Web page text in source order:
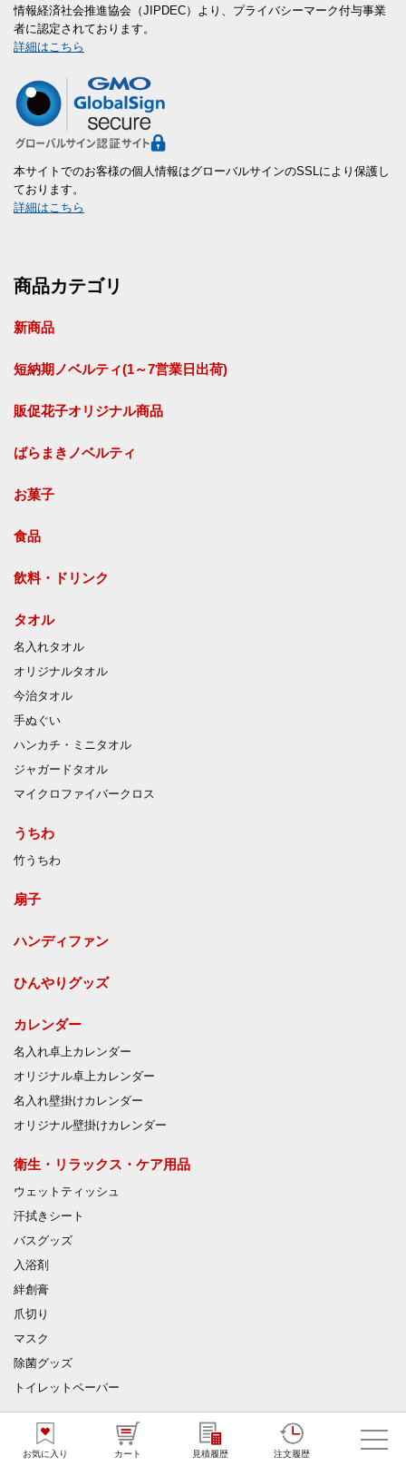
お気に入り カート 見積履歴 注文履歴
情報経済社会推進協会（JIPDEC）より、プライバシーマーク付与事業
者に認定されております。
詳細はこちら
本サイトでのお客様の個人情報はグローバルサインのSSLにより保護し
ております。
詳細はこちら
商品カテゴリ
新商品
短納期ノベルティ(1～7営業日出荷)
販促花子オリジナル商品
ばらまきノベルティ
お菓子
食品
飲料・ドリンク
タオル
名入れタオル
オリジナルタオル
今治タオル
手ぬぐい
ハンカチ・ミニタオル
ジャガードタオル
マイクロファイバークロス
うちわ
竹うちわ
扇子
ハンディファン
ひんやりグッズ
カレンダー
名入れ卓上カレンダー
オリジナル卓上カレンダー
名入れ壁掛けカレンダー
オリジナル壁掛けカレンダー
衛生・リラックス・ケア用品
ウェットティッシュ
汗拭きシート
バスグッズ
入浴剤
絆創膏
爪切り
マスク
除菌グッズ
トイレットペーパー
ウェットティッシュ
おしぼり